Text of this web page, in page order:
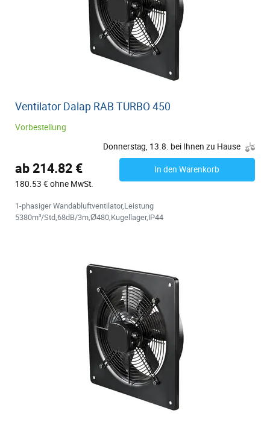
Ventilator Dalap RAB TURBO 450
Vorbestellung
Donnerstag, 13.8. bei Ihnen zu Hause
ab 214.82 €
180.53 € ohne MwSt.
In den Warenkorb
1-phasiger Wandabluftventilator,Leistung
5380m³/Std,68dB/3m,Ø480,Kugellager,IP44